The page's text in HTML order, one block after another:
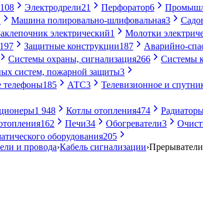
108 Электродрели21 Перфоратор6
Машина полировально-шлифовальная3
электрический1 Молотки
197 Защитные конструкции187 Аварийно-
Системы охраны, сигнализация266 Системы
систем, пожарной защиты3
185 АТС3 Телевизионное и
1 948 Котлы отопления474
162 Печи34 Обогреватели3
оборудования205
и провода›Кабель сигнализации›